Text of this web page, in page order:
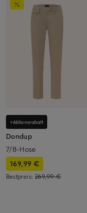
+Aktionsrabatt
Dondup
7/8-Hose
169,99 €
Bestpreis:269,99 €